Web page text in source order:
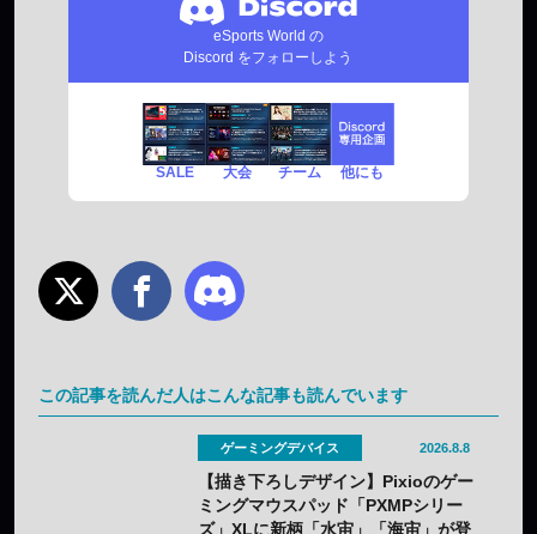
eSports World の
Discord をフォローしよう
SALE 大会 チーム 他にも
この記事を読んだ人はこんな記事も読んでいます
ゲーミングデバイス 2026.8.8
【描き下ろしデザイン】Pixioのゲー
ミングマウスパッド「PXMPシリー
ズ」XLに新柄「水宙」「海宙」が登